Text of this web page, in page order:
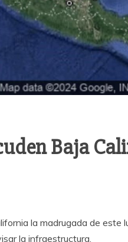
Baja
la madrugada de este
la infraestructura.